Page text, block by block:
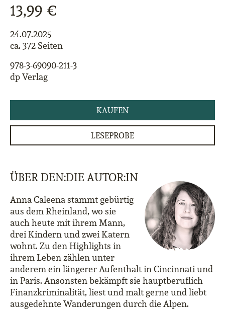
13,99 €
24.07.2025
ca. 372 Seiten
978-3-69090-211-3
dp Verlag
KAUFEN
LESEPROBE
ÜBER DEN:DIE AUTOR:IN
Anna Caleena stammt gebürtig
aus dem Rheinland, wo sie
auch heute mit ihrem Mann,
drei Kindern und zwei Katern
wohnt. Zu den Highlights in
ihrem Leben zählen unter
anderem ein längerer Aufenthalt in Cincinnati und
in Paris. Ansonsten bekämpft sie hauptberuflich
Finanzkriminalität, liest und malt gerne und liebt
ausgedehnte Wanderungen durch die Alpen.